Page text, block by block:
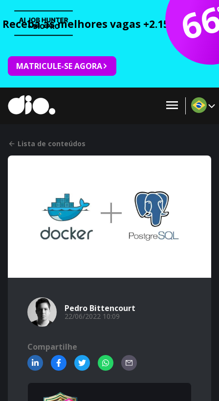
Receba as melhores vagas +2.150 cursos
MATRICULE-SE AGORA
Lista de conteúdos
Pedro Bittencourt
22/06/2022 10:09
Compartilhe